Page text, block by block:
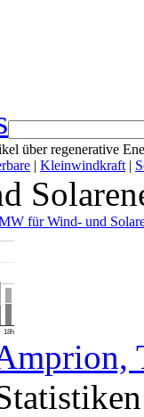
über regenerative
| Kleinwindkraft |
für Wind- und
18h